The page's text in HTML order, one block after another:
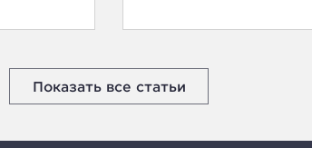
Показать все статьи